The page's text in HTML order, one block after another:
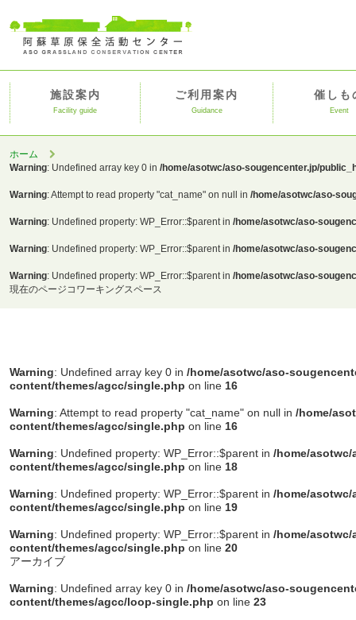
施設案内
Facility guide
ご利用案内
Guidance
催しも
Event
ホーム
Warning: Undefined array key 0 in /home/asotwc/aso-sougencenter.jp/
Warning: Attempt to read property "cat_name" on null in /home/asotwc/aso-
Warning: Undefined property: WP_Error::$parent in /home/asotwc/aso-
Warning: Undefined property: WP_Error::$parent in /home/asotwc/aso-
Warning: Undefined property: WP_Error::$parent in /home/asotwc/aso-
現在のページコワーキングスペース
Warning: Undefined array key 0 in /home/asotwc/aso-
content/themes/agcc/single.php on line 16
Warning: Attempt to read property "cat_name" on null in /home/
content/themes/agcc/single.php on line 16
Warning: Undefined property: WP_Error::$parent in /home/
content/themes/agcc/single.php on line 18
Warning: Undefined property: WP_Error::$parent in /home/
content/themes/agcc/single.php on line 19
Warning: Undefined property: WP_Error::$parent in /home/
content/themes/agcc/single.php on line 20
アーカイブ
Warning: Undefined array key 0 in /home/asotwc/aso-
content/themes/agcc/loop-single.php on line 23